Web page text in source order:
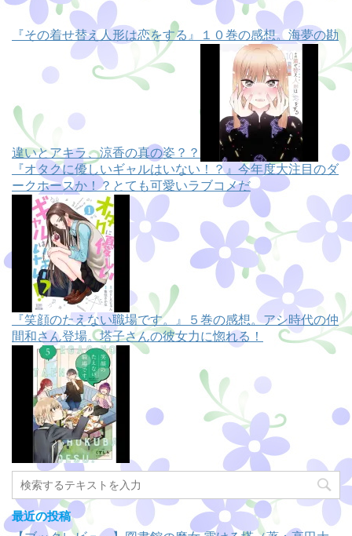
『その着せ替え人形は恋をする』１０巻の感想。海夢の勘
違いとアキラ、涼香の真の姿？？
『オタクに優しいギャルはいない！？』今年度大注目のダ
ークホースか！？とても可愛いラブコメだ
『笑顔のたえない職場です。』５巻の感想。アシ時代の仲
間和さん登場。塔子さんの彼女力に惚れる！
最近の投稿